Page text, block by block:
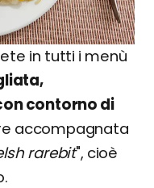
in tutti i menù
contorno di
accompagnata
rarebit", cioè